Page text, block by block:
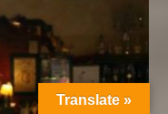
Translate »